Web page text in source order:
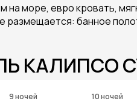
море, евро кровать,
размещается: банное
КАЛИПСО
9 ночей 10 ночей